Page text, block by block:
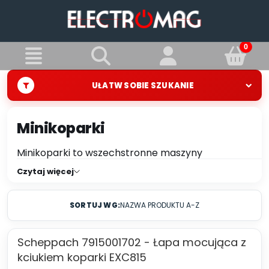
UŁATW SOBIE SZUKANIE
Minikoparki
Minikoparki to wszechstronne maszyny
budowlane, które doskonale sprawdzają się
konstrukcji i dużej zwrotności umożliwiają
precyzyjne wykonywanie wykopów, niwelacji
terenu oraz prac instalacyjnych. To idealne
rozwiązanie zarówno dla firm budowlanych, jak i
Czytaj więcej
SORTUJ WG:NAZWA PRODUKTU A-Z
Scheppach 7915001702 - Łapa mocująca z
kciukiem koparki EXC815